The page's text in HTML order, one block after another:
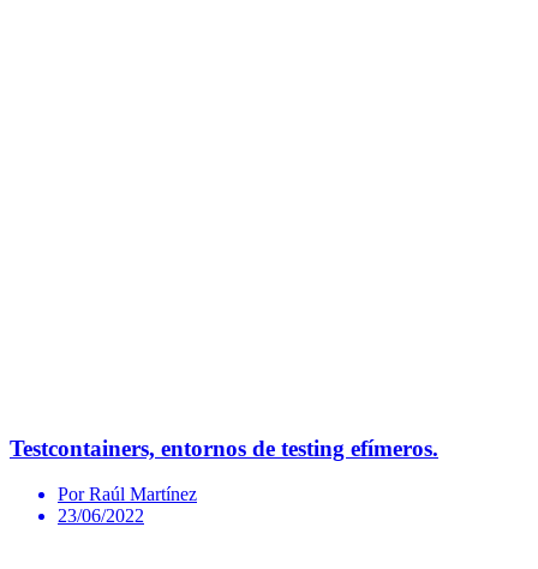
Testcontainers, entornos de testing efímeros.
Por Raúl Martínez
23/06/2022